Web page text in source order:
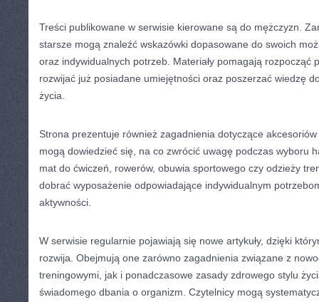
Treści publikowane w serwisie kierowane są do mężczyzn.
starsze mogą znaleźć wskazówki dopasowane do swoich
oraz indywidualnych potrzeb. Materiały pomagają rozpocząć
rozwijać już posiadane umiejętności oraz poszerzać wiedzę
życia.
Strona prezentuje również zagadnienia dotyczące
mogą dowiedzieć się, na co zwrócić uwagę podczas wyboru
mat do ćwiczeń, rowerów, obuwia sportowego czy odzieży
dobrać wyposażenie odpowiadające indywidualnym
aktywności.
W serwisie regularnie pojawiają się nowe artykuły, dzięki
rozwija. Obejmują one zarówno zagadnienia związane z
treningowymi, jak i ponadczasowe zasady zdrowego stylu
świadomego dbania o organizm. Czytelnicy mogą